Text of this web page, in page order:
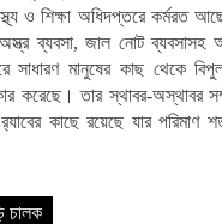
ও শিক্ষা অধিদপ্তরে কর্মরত
ব্যবসা, জাল নোট ব্যবসাসহ
সাধারণ মানুষের কাছ থেকে
করেছে। তার স্থাবর-অস্থাবর
কাছে রয়েছে যার পরিমাণ
চালক